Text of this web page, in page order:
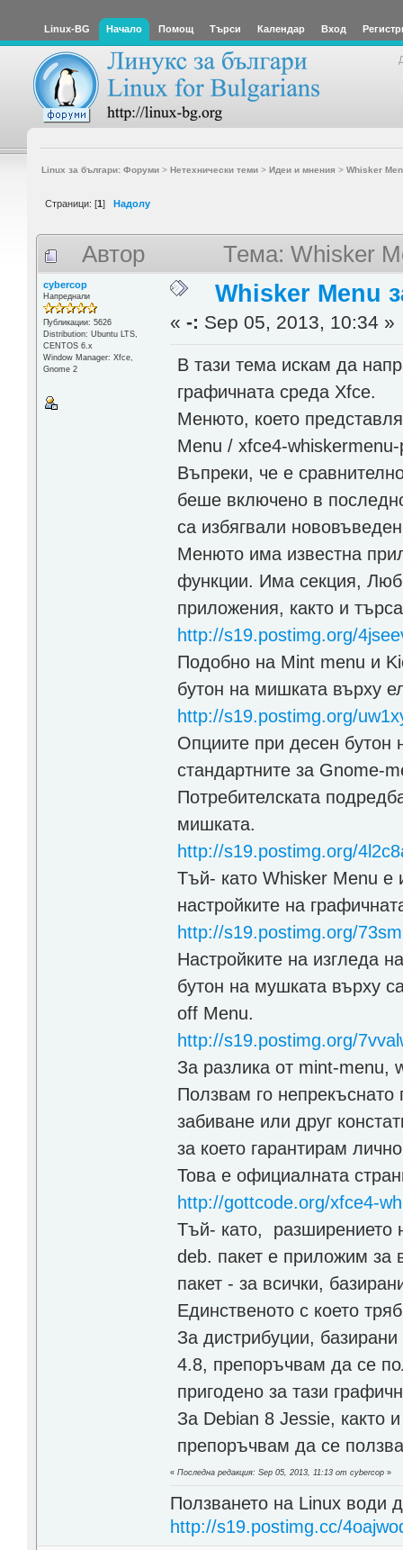
Linux-BG Начало Помощ Търси Календар Вход
Linux за българи: Форуми> Нетехнически теми> Идеи и мнения > Whisker
Страници: [1] Надолу
Автор Тема: Whisker
cybercop
Напреднали
Публикации: 5626
Distribution: Ubuntu LTS,
CENTOS 6.x
Window Manager: Xfce,
Gnome 2
Whisker Menu
«-: Sep 05, 2013, 10:34 »
В тази тема искам да
графичната среда Xfce.
Менюто, което
Menu / xfce4-
Въпреки, че е
беше включено в
са избягвали
Менюто има известна
функции. Има секция,
приложения, както и
http://s19.postimg.org/
Подобно на Mint menu и
бутон на мишката върху
http://s19.postimg.org/
Опциите при десен бутон
стандартните за Gnome-
Потребителската
мишката.
http://s19.postimg.org/
Тъй- като Whisker Menu е
настройките на
http://s19.postimg.org/
Настройките на изгледа
бутон на мушката върху
off Menu.
http://s19.postimg.org/
За разлика от mint-menu,
Ползвам го
забиване или друг
за което гарантирам
Това е официалната
http://gottcode.org/xfce4-
Тъй- като, разширението
deb. пакет е приложим за
пакет - за всички,
Единственото с което
За дистрибуции,
4.8, препоръчвам да се
пригодено за тази
За Debian 8 Jessie, както
препоръчвам да се
«Последна редакция: Sep 05, 2013, 11:13 от cybercop »
Ползването на Linux води
http://s19.postimg.cc/